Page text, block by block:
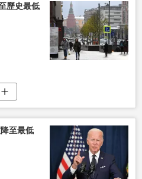
歷史最低
至最低